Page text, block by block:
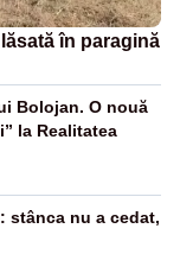
în paragină
Bolojan. O nouă
la Realitatea
stânca nu a cedat,